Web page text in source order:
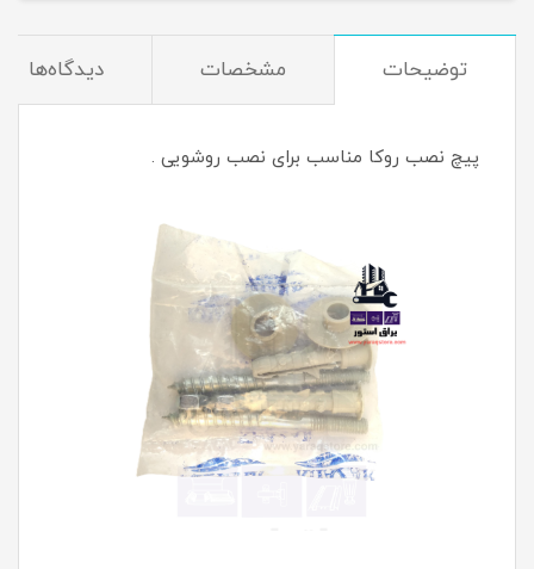
توضیحات مشخصات دیدگاه‌ها
پیچ نصب روکا مناسب برای نصب روشویی .